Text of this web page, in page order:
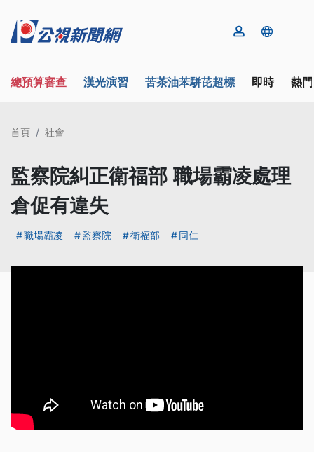
總預算審查 漢光演習 苦茶油苯駢芘超標 即時 熱
首頁 社會
監察院糾正衛福部 職場霸凌處理
倉促有違失
職場霸凌 監察院 衛福部 同仁